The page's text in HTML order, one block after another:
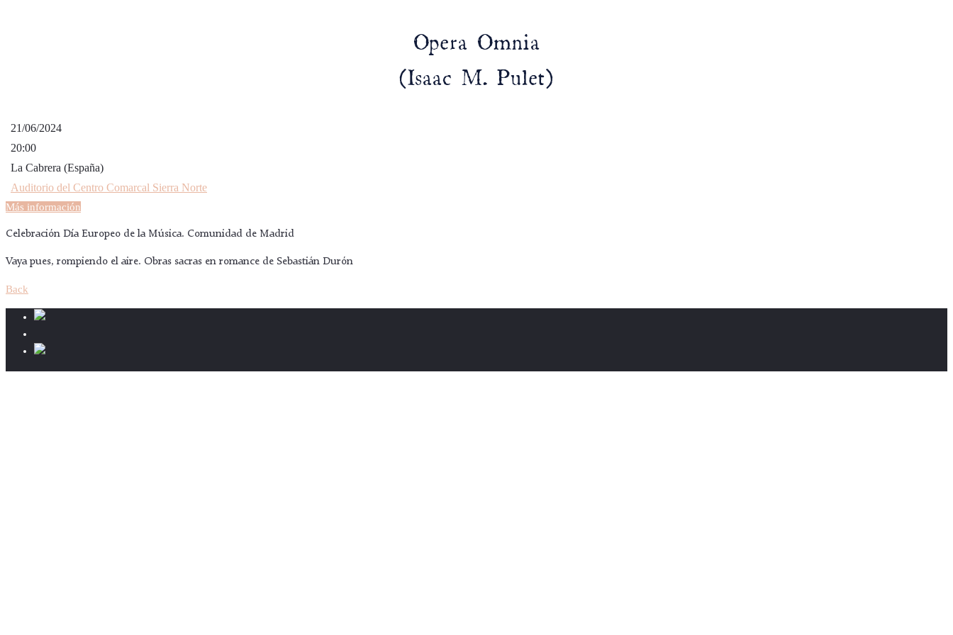
Opera Omnia
(Isaac M. Pulet)
21/06/2024
20:00
La Cabrera (España)
Auditorio del Centro Comarcal Sierra Norte
Más información
Celebración Día Europeo de la Música. Comunidad de Madrid
Vaya pues, rompiendo el aire. Obras sacras en romance de Sebastián Durón
Back